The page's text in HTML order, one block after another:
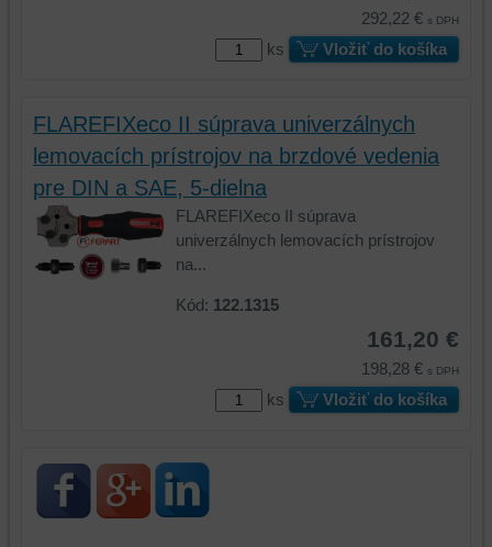
292,22 € s DPH
ks Vložiť do košíka
FLAREFIXeco II súprava univerzálnych
lemovacích prístrojov na brzdové vedenia
pre DIN a SAE, 5-dielna
FLAREFIXeco II súprava
univerzálnych lemovacích prístrojov
na...
Kód: 122.1315
161,20 €
198,28 € s DPH
ks Vložiť do košíka
a
úložiská
prehliadača)
na
identifikáciu
vašej
relácie
prehliadania
a
zabezpečenia.
úložiská
prehliadača),
aby
sme
mohli
poskytovať
doplnkové
ukladať
niektoré
z